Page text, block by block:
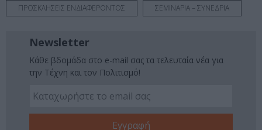
ΠΡΟΣΚΛΗΣΕΙΣ ΕΝΔΙΑΦΕΡΟΝΤΟΣ
ΣΕΜΙΝΑΡΙΑ – ΣΥΝΕΔΡΙΑ
Newsletter
Κάθε βδομάδα στο e-mail σας τα τελευταία νέα για
την Τέχνη και τον Πολιτισμό!